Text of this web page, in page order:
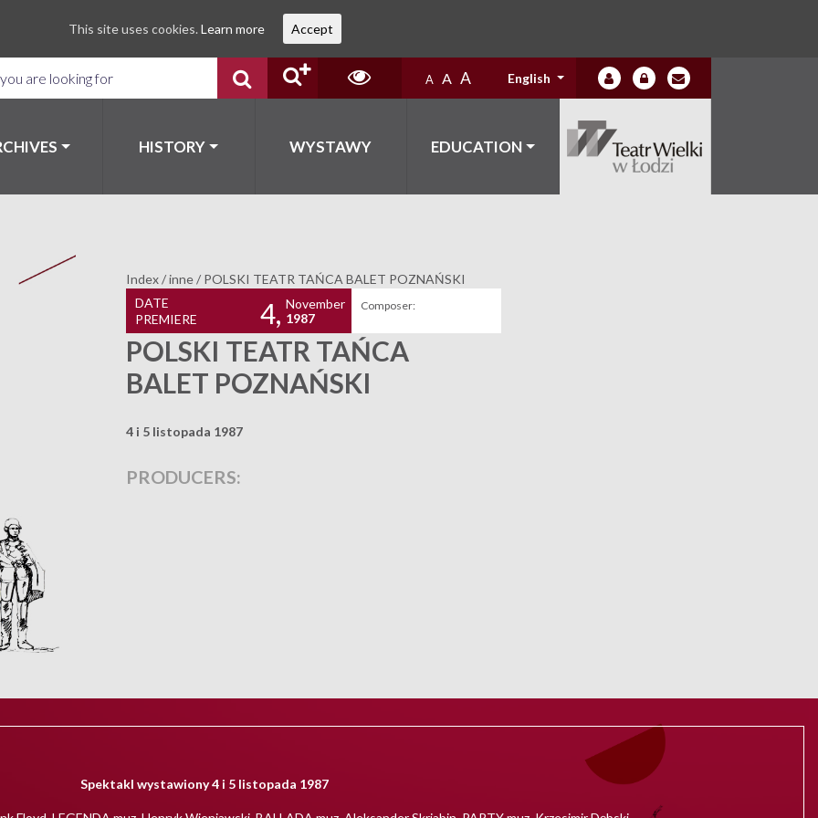
A A A English
HISTORY WYSTAWY EDUCATION
Index/inne/ POLSKI TEATR TAŃCA BALET POZNAŃSKI
DATE
PREMIERE
4, November
1987
Composer:
POLSKI TEATR TAŃCA
BALET POZNAŃSKI
4 i 5 listopada 1987
PRODUCERS:
Spektakl wystawiony 4 i 5 listopada 1987
This site uses cookies. Learn more Accept